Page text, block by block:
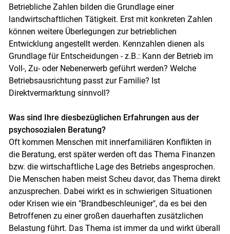
Betriebliche Zahlen bilden die Grundlage einer
landwirtschaftlichen Tätigkeit. Erst mit konkreten Zahlen
können weitere Überlegungen zur betrieblichen
Entwicklung angestellt werden. Kennzahlen dienen als
Grundlage für Entscheidungen - z.B.: Kann der Betrieb im
Voll-, Zu- oder Nebenerwerb geführt werden? Welche
Betriebsausrichtung passt zur Familie? Ist
Direktvermarktung sinnvoll?
Was sind Ihre diesbezüglichen Erfahrungen aus der
psychosozialen Beratung?
Oft kommen Menschen mit innerfamiliären Konflikten in
die Beratung, erst später werden oft das Thema Finanzen
bzw. die wirtschaftliche Lage des Betriebs angesprochen.
Die Menschen haben meist Scheu davor, das Thema direkt
anzusprechen. Dabei wirkt es in schwierigen Situationen
oder Krisen wie ein "Brandbeschleuniger", da es bei den
Betroffenen zu einer großen dauerhaften zusätzlichen
Belastung führt. Das Thema ist immer da und wirkt überall